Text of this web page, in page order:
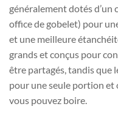
généralement dotés
office de gobelet) pour
et une meilleure
grands et conçus pour
être partagés, tandis que
pour une seule portion
vous pouvez boire.